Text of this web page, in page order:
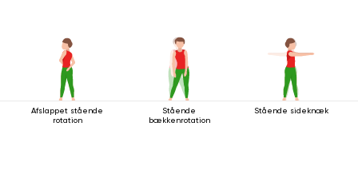
Afslappet stående
rotation
Stående
bækkenrotation
Stående sideknæk